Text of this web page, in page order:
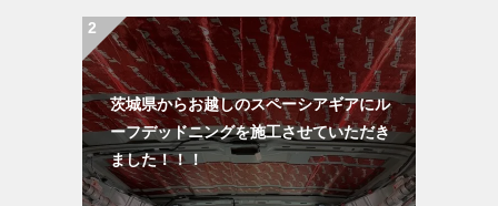
茨城県からお越しのスペーシアギアにル
ーフデッドニングを施工させていただき
ました！！！